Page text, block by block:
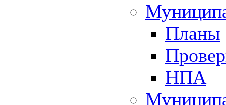
Планы
НПА